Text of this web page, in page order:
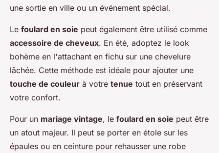
une sortie en ville ou un événement spécial.
Le foulard en soie peut également être utilisé comme
accessoire de cheveux. En été, adoptez le look
bohème en l'attachant en fichu sur une chevelure
lâchée. Cette méthode est idéale pour ajouter une
touche de couleur à votre tenue tout en préservant
votre confort.
Pour un mariage vintage, le foulard en soie peut être
un atout majeur. Il peut se porter en étole sur les
épaules ou en ceinture pour rehausser une robe